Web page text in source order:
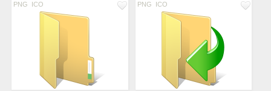
PNG ICO PNG ICO